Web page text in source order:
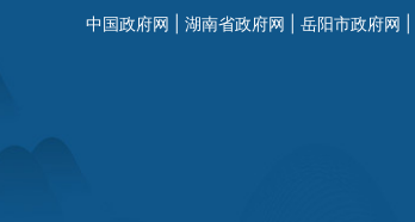
中国政府网 湖南省政府网 岳阳市政府网